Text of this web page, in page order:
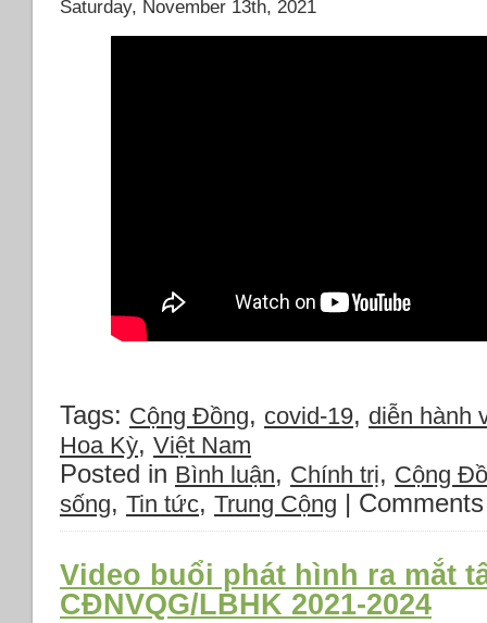
Saturday, November 13th, 2021
Tags: Cộng Đồng, covid-19, diễn hành
Hoa Kỳ, Việt Nam
Posted in Bình luận, Chính trị, Cộng
sống, Tin tức, Trung Cộng |
Video buổi phát hình ra mắt
CĐNVQG/LBHK 2021-2024